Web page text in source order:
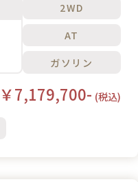
2WD
AT
ガソリン
￥7,179,700- (税込)